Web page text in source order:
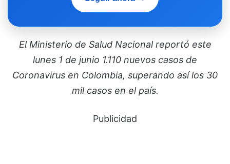
El Ministerio de Salud Nacional reportó este
lunes 1 de junio 1.110 nuevos casos de
Coronavirus en Colombia, superando así los 30
mil casos en el país.
Publicidad